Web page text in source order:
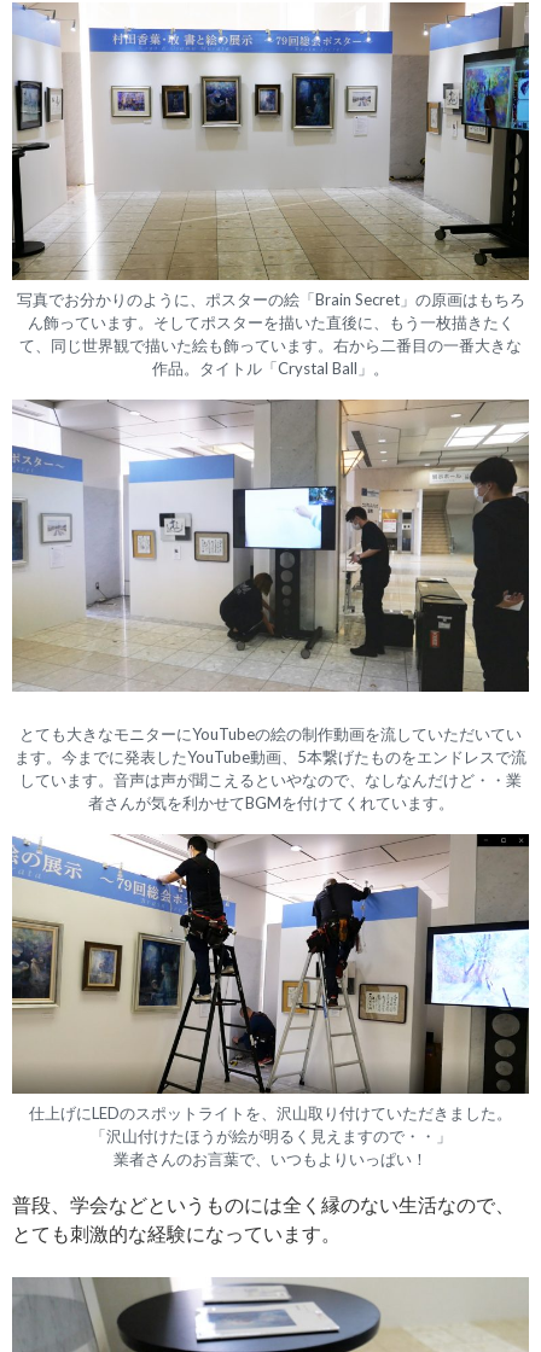
写真でお分かりのように、ポスターの絵「Brain Secret」の原画はもちろ
ん飾っています。そしてポスターを描いた直後に、もう一枚描きたく
て、同じ世界観で描いた絵も飾っています。右から二番目の一番大きな
作品。タイトル「Crystal Ball」。
とても大きなモニターにYouTubeの絵の制作動画を流していただいてい
ます。今までに発表したYouTube動画、5本繋げたものをエンドレスで流
しています。音声は声が聞こえるといやなので、なしなんだけど・・業
者さんが気を利かせてBGMを付けてくれています。
仕上げにLEDのスポットライトを、沢山取り付けていただきました。
「沢山付けたほうが絵が明るく見えますので・・」
業者さんのお言葉で、いつもよりいっぱい！
普段、学会などというものには全く縁のない生活なので、
とても刺激的な経験になっています。